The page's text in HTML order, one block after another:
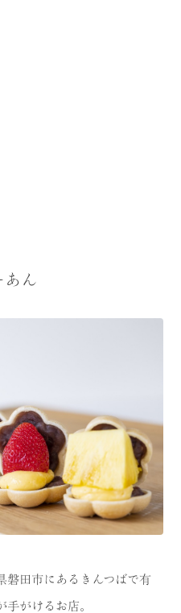
あん
磐田市にあるきんつばで有
がけるお店。